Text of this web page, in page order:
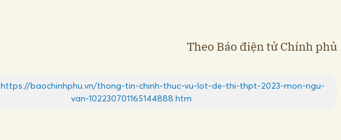
Theo Báo điện tử Chính phủ
https://baochinhphu.vn/thong-tin-chinh-thuc-vu-lot-de-thi-thpt-2023-mon-ngu-
van-102230701165144888.htm